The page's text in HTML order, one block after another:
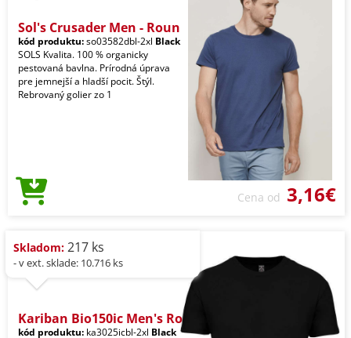
Sol's Crusader Men - Roun
kód produktu:so03582dbl-2xl Black
SOLS Kvalita. 100 % organicky
pestovaná bavlna. Prírodná úprava
pre jemnejší a hladší pocit. Štýl.
Rebrovaný golier zo 1
Cena od 3,16€
Skladom: 217 ks
- v ext. sklade: 10.716 ks
Kariban Bio150ic Men's Ro
kód produktu: ka3025icbl-2xl Black